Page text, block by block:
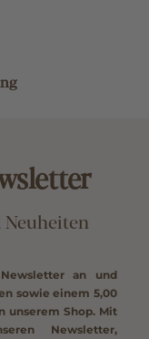
an und
sowie einem 5,00
unserem Shop. Mit
Newsletter,